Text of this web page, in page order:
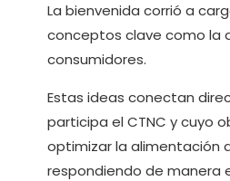
La bienvenida corrió a
conceptos clave como la
consumidores.
Estas ideas conectan
participa el CTNC y cuyo
optimizar la alimentación
respondiendo de manera